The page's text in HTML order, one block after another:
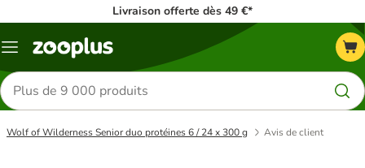
Livraison offerte dès 49 €*
Menu
Rechercher
des
produits
Wolf of Wilderness Senior duo protéines 6 / 24 x 300 g Avis de client